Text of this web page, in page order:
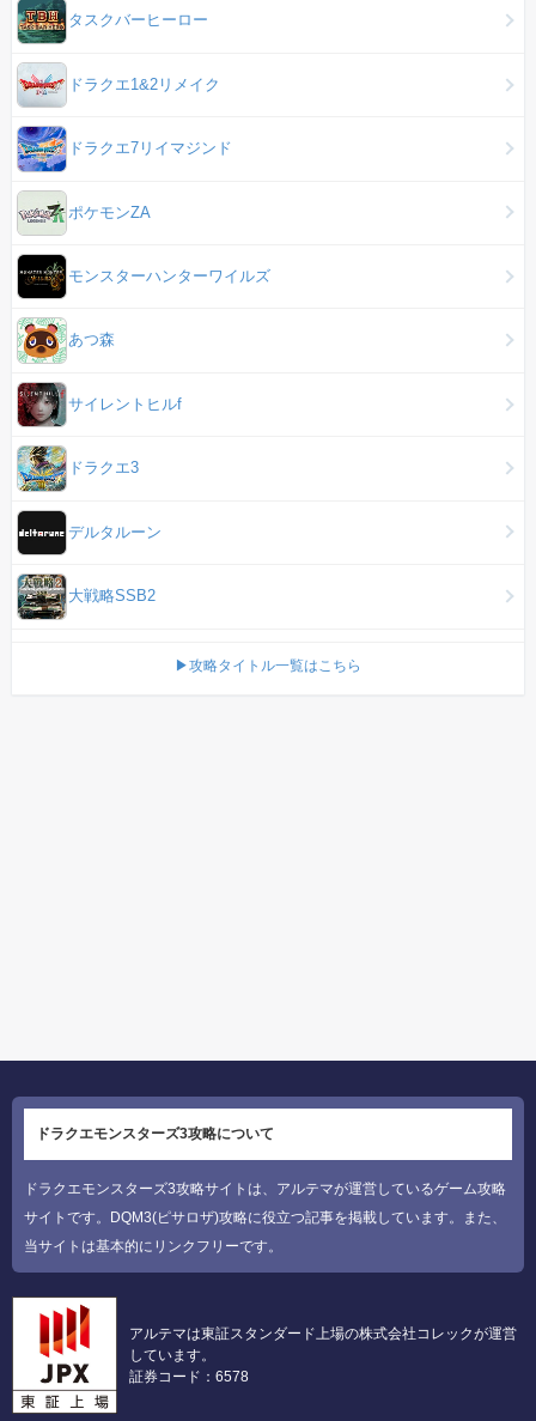
タスクバーヒーロー
ドラクエ1&2リメイク
ドラクエ7リイマジンド
ポケモンZA
モンスターハンターワイルズ
あつ森
サイレントヒルf
ドラクエ3
デルタルーン
大戦略SSB2
▶攻略タイトル一覧はこちら
ドラクエモンスターズ3攻略について
ドラクエモンスターズ3攻略サイトは、アルテマが運営しているゲーム攻略
サイトです。DQM3(ピサロザ)攻略に役立つ記事を掲載しています。また、
当サイトは基本的にリンクフリーです。
アルテマは東証スタンダード上場の株式会社コレックが運営
しています。
証券コード：6578